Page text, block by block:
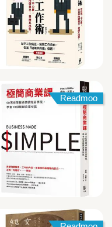
Readmoo